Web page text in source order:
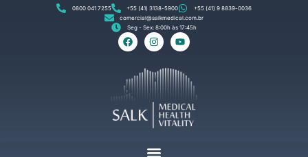
0800 041 7255 +55 (41) 3138-5900
+55 (41) 9 8839-0036
comercial@salkmedical.com.br
Seg - Sex: 8:00h às 17:45h